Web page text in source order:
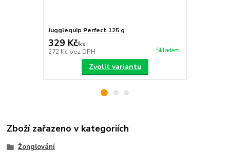
Jugglequip Perfect 125 g
329 Kč/ks
272 Kč bez DPH Skladem
Zvolit variantu
Zboží zařazeno v kategoriích
Žonglování